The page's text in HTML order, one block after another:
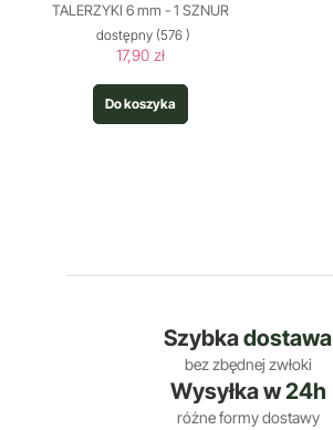
TALERZYKI 6 mm - 1 SZNUR
dostępny (576 )
17,90 zł
Do koszyka
Szybkadostawa
bez zbędnej zwłoki
Wysyłka w24h
różne formy dostawy